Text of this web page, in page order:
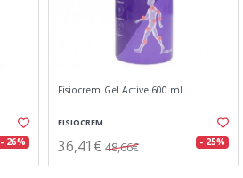
- 26%
Fisiocrem Gel Active 600 ml
FISIOCREM
36,41€ 48,66€ - 25%